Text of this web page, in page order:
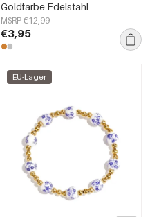
Goldfarbe Edelstahl
MSRP €12,99
€3,95
EU-Lager